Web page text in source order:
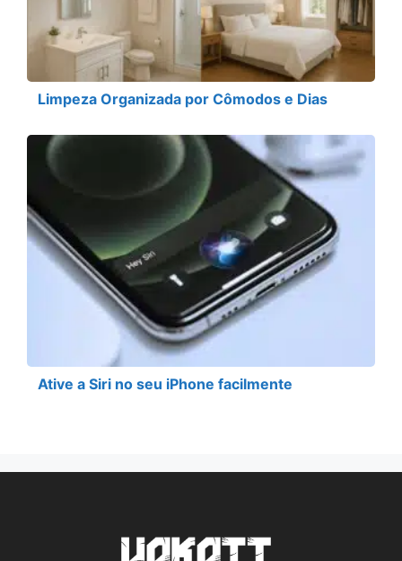
Limpeza Organizada por Cômodos e Dias
Ative a Siri no seu iPhone facilmente